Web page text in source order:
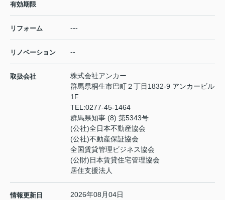
有効期限
リフォーム ---
リノベーション --
取扱会社
株式会社アンカー
群馬県桐生市巴町２丁目1832-9 アンカービル
1F
TEL:0277-45-1464
群馬県知事 (8) 第5343号
(公社)全日本不動産協会
(公社)不動産保証協会
全国賃貸管理ビジネス協会
(公財)日本賃貸住宅管理協会
居住支援法人
情報更新日 2026年08月04日